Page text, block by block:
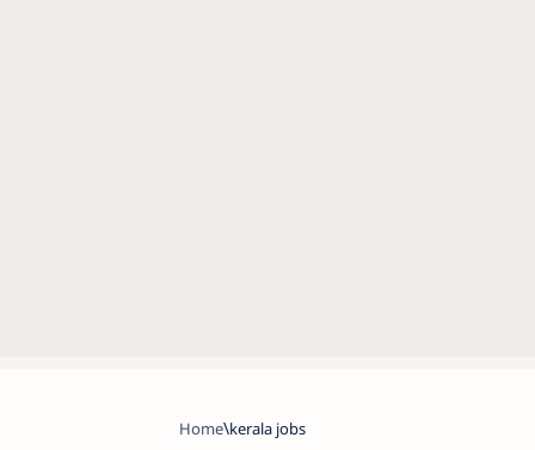
Home kerala jobs